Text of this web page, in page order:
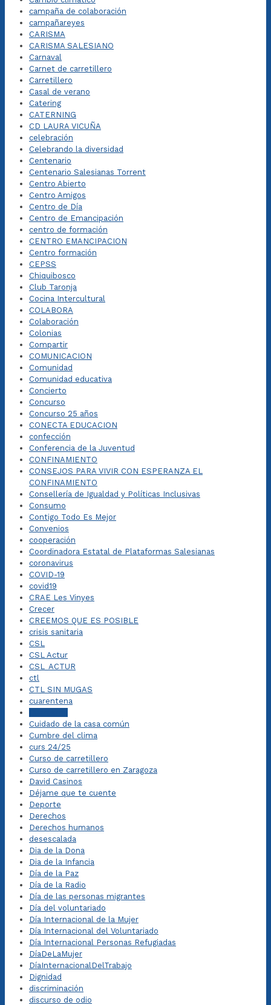
campaña de colaboración
campañareyes
CARISMA
CARISMA SALESIANO
Carnaval
Carnet de carretillero
Carretillero
Casal de verano
Catering
CATERNING
CD LAURA VICUÑA
celebración
Celebrando la diversidad
Centenario
Centenario Salesianas Torrent
Centro Abierto
Centro Amigos
Centro de Día
Centro de Emancipación
centro de formación
CENTRO EMANCIPACION
Centro formación
CEPSS
Chiquibosco
Club Taronja
Cocina Intercultural
COLABORA
Colaboración
Colonias
Compartir
COMUNICACION
Comunidad
Comunidad educativa
Concierto
Concurso
Concurso 25 años
CONECTA EDUCACION
confección
Conferencia de la Juventud
CONFINAMIENTO
CONSEJOS PARA VIVIR CON ESPERANZA EL
CONFINAMIENTO
Consellería de Igualdad y Políticas Inclusivas
Consumo
Contigo Todo Es Mejor
Convenios
cooperación
Coordinadora Estatal de Plataformas Salesianas
coronavirus
COVID-19
covid19
CRAE Les Vinyes
Crecer
CREEMOS QUE ES POSIBLE
crisis sanitaria
CSL
CSL Actur
CSL_ACTUR
ctl
CTL SIN MUGAS
cuarentena
Cuidado de la casa común
Cumbre del clima
curs 24/25
Curso de carretillero
Curso de carretillero en Zaragoza
David Casinos
Déjame que te cuente
Deporte
Derechos
Derechos humanos
desescalada
Dia de la Dona
Dia de la Infancia
Día de la Paz
Día de la Radio
Día de las personas migrantes
Día del voluntariado
Día Internacional de la Mujer
Día Internacional del Voluntariado
Día Internacional Personas Refugiadas
DíaDeLaMujer
DíaInternacionalDelTrabajo
Dignidad
discriminación
discurso de odio